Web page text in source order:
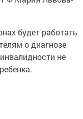
будет работать
о диагнозе
не